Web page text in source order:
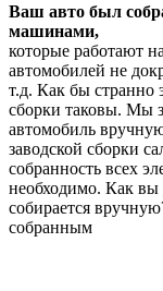
Ваш авто был
машинами,
которые работают
автомобилей не
т.д. Как бы странно
сборки таковы. Мы
автомобиль
заводской сборки
собранность всех
необходимо. Как вы
собирается
собранным